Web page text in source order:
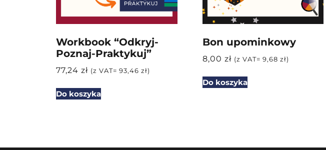
Workbook “Odkryj-
Poznaj-Praktykuj”
77,24zł (z VAT=93,46zł)
Do koszyka
Bon upominkowy
8,00 zł (z VAT= 9,68 zł)
Do koszyka